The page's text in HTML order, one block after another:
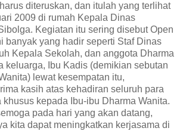
diteruskan, dan itulah yang terlihat
2009 di rumah Kepala Dinas
Kegiatan itu sering disebut Open
banyak yang hadir seperti Staf Dinas
Kepala Sekolah, dan anggota Dharma
keluarga, Ibu Kadis (demikian sebutan
lewat kesempatan itu,
kasih atas kehadiran seluruh para
khusus kepada Ibu-ibu Dharma Wanita.
pada hari yang akan datang,
kita dapat meningkatkan kerjasama di